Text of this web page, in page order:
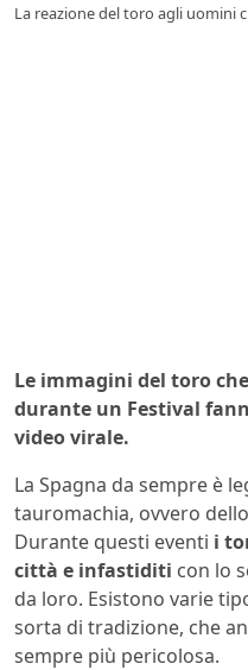
La reazione del toro agli uomini
Le immagini del toro
durante un Festival
video virale.
La Spagna da sempre è
tauromachia, ovvero
Durante questi eventi i
città e infastiditi con lo
da loro. Esistono varie
sorta di tradizione, che
sempre più pericolosa.